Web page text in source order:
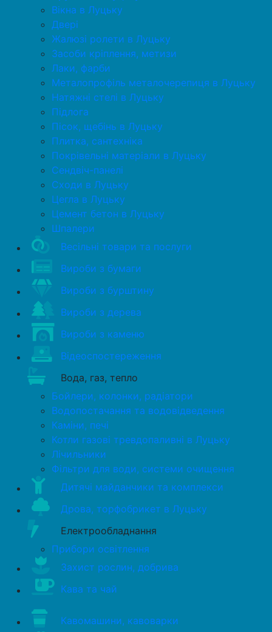
Вікна в Луцьку
Двері
Жалюзі ролети в Луцьку
Засоби кріплення, метизи
Лаки, фарби
Металопрофіль металочерепиця в Луцьку
Натяжні стелі в Луцьку
Підлога
Пісок, щебінь в Луцьку
Плитка, сантехніка
Покрівельні матеріали в Луцьку
Сендвіч-панелі
Сходи в Луцьку
Цегла в Луцьку
Цемент бетон в Луцьку
Шпалери
Весільні товари та послуги
Вироби з бумаги
Вироби з бурштину
Вироби з дерева
Вироби з каменю
Відеоспостереження
Вода, газ, тепло
Бойлери, колонки, радіатори
Водопостачання та водовідведення
Каміни, печі
Котли газові тревдопаливні в Луцьку
Лічильники
Фільтри для води, системи очищення
Дитячі майданчики та комплекси
Дрова, торфобрикет в Луцьку
Електрообладнання
Прибори освітлення
Захист рослин, добрива
Кава та чай
Кавомашини, кавоварки